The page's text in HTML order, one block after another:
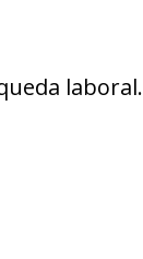
laboral.